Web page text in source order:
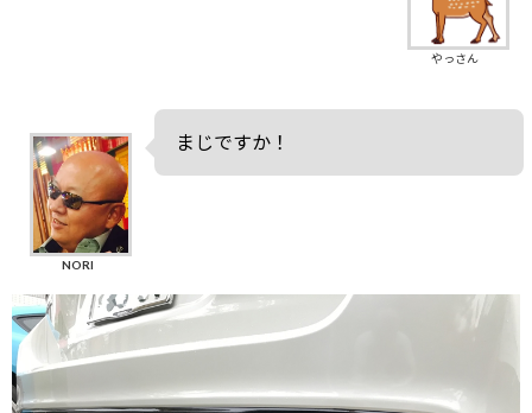
やっさん
まじですか！
NORI